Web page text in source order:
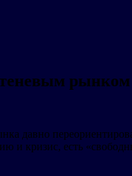
давно
и кризис, есть